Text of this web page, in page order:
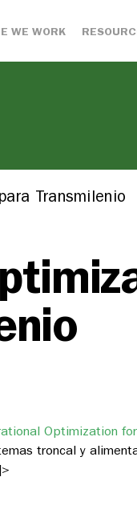
WE WORK
Transmilenio
troncal y